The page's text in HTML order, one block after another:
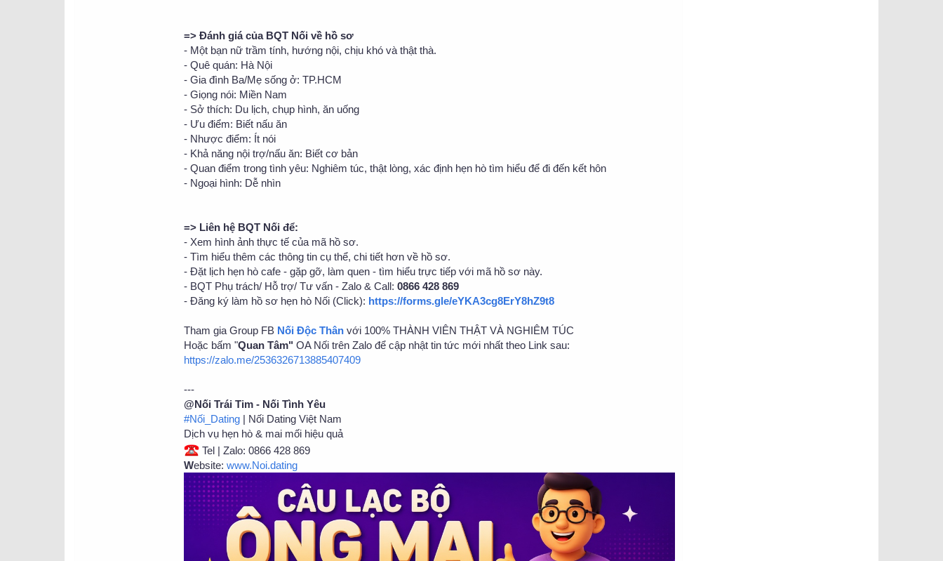
=> Đánh giá của BQT Nối về hồ sơ
- Một bạn nữ trầm tính, hướng nội, chịu khó và thật thà.
- Quê quán: Hà Nội
- Gia đình Ba/Mẹ sống ở: TP.HCM
- Giọng nói: Miền Nam
- Sở thích: Du lịch, chụp hình, ăn uống
- Ưu điểm: Biết nấu ăn
- Nhược điểm: Ít nói
- Khả năng nội trợ/nấu ăn: Biết cơ bản
- Quan điểm trong tình yêu: Nghiêm túc, thật lòng, xác định hẹn hò tìm hiểu để đi đến kết hôn
- Ngoại hình: Dễ nhìn
=> Liên hệ BQT Nối để:
- Xem hình ảnh thực tế của mã hồ sơ.
- Tìm hiểu thêm các thông tin cụ thể, chi tiết hơn về hồ sơ.
- Đặt lịch hẹn hò cafe - gặp gỡ, làm quen - tìm hiểu trực tiếp với mã hồ sơ này.
- BQT Phụ trách/ Hỗ trợ/ Tư vấn - Zalo & Call: 0866 428 869
- Đăng ký làm hồ sơ hẹn hò Nối (Click): https://forms.gle/eYKA3cg8ErY8hZ9t8
Tham gia Group FB Nối Độc Thân với 100% THÀNH VIÊN THẬT VÀ NGHIÊM TÚC
Hoặc bấm "Quan Tâm" OA Nối trên Zalo để cập nhật tin tức mới nhất theo Link sau:
https://zalo.me/2536326713885407409
---
@Nối Trái Tim - Nối Tình Yêu
#Nối_Dating | Nối Dating Việt Nam
Dịch vụ hẹn hò & mai mối hiệu quả
Tel | Zalo: 0866 428 869
Website: www.Noi.dating